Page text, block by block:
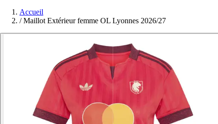
Accueil
/ Maillot Extérieur femme OL Lyonnes 2026/27